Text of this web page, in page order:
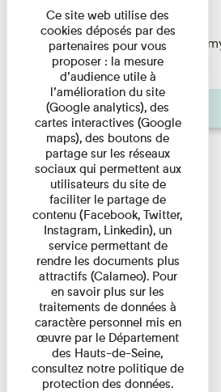
Du 15/08/2026 au 15/08/2026
Albert Kahn est un personnage
d'origine modeste, il a ...
Agenda
Ce site web utilise des
cookies déposés par des
partenaires pour vous
proposer : la mesure
d’audience utile à
l’amélioration du site
(Google analytics), des
cartes interactives (Google
maps), des boutons de
partage sur les réseaux
sociaux qui permettent aux
utilisateurs du site de
faciliter le partage de
contenu (Facebook, Twitter,
Instagram, Linkedin), un
service permettant de
rendre les documents plus
attractifs (Calameo). Pour
en savoir plus sur les
traitements de données à
caractère personnel mis en
œuvre par le Département
des Hauts-de-Seine,
consultez notre politique de
protection des données.